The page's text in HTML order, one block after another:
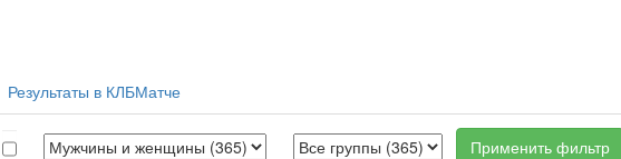
Результаты в КЛБМатче
Применить фильтр